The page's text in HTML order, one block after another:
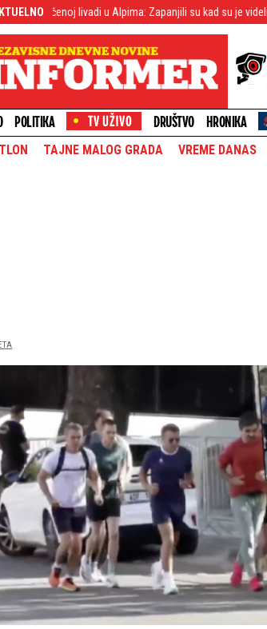
u Alpima: Zapanjili su kad su je videli, ali usledilo je
POLITIKA DRUŠTVO HRONIKA
TAJNE MALOG GRADA VREME DANAS